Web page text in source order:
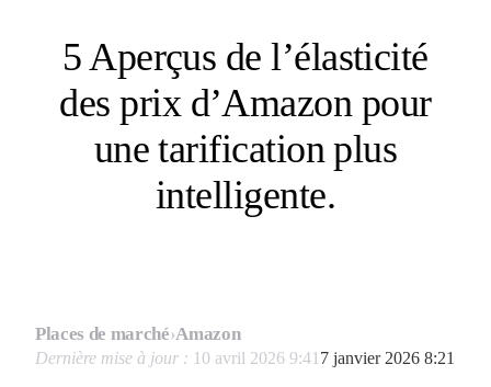
5 Aperçus de l’élasticité
des prix d’Amazon pour
une tarification plus
intelligente.
Places de marché›Amazon
Dernière mise à jour : 10 avril 2026 9:41 7 janvier 2026 8:21